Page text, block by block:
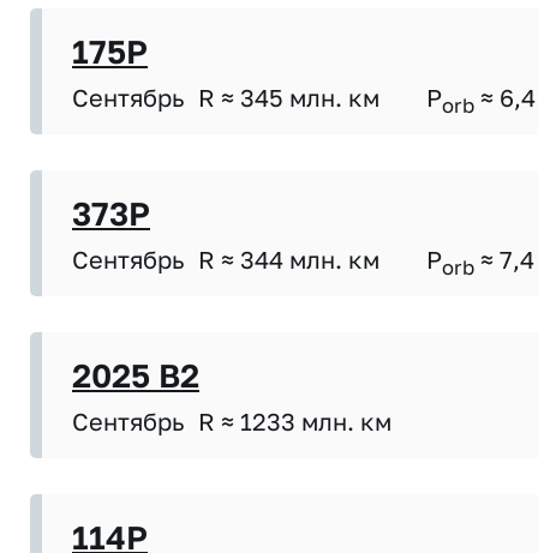
175P
Сентябрь R ≈ 345 млн. км Porb ≈ 6,4
373P
Сентябрь R ≈ 344 млн. км Porb ≈ 7,4
2025 B2
Сентябрь R ≈ 1233 млн. км
114P